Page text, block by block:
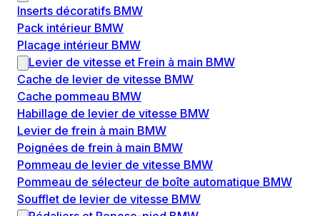
Inserts décoratifs BMW
Pack intérieur BMW
Placage intérieur BMW
Levier de vitesse et Frein à main BMW
Cache de levier de vitesse BMW
Cache pommeau BMW
Habillage de levier de vitesse BMW
Levier de frein à main BMW
Poignées de frein à main BMW
Pommeau de levier de vitesse BMW
Pommeau de sélecteur de boîte automatique BMW
Soufflet de levier de vitesse BMW